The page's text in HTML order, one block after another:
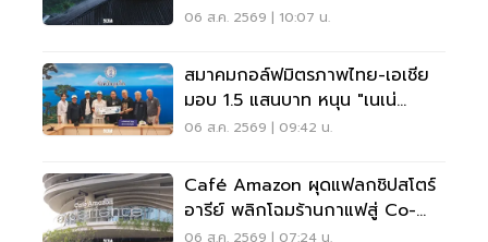
06 ส.ค. 2569 | 10:07 น.
สมาคมกอล์ฟมิตรภาพไทย-เอเชีย
มอบ 1.5 แสนบาท หนุน "เนเน่
รอยัล" ลุยเวทีที่สหรัฐ
06 ส.ค. 2569 | 09:42 น.
Café Amazon ผุดแฟลกชิปสโตร์
อารีย์ พลิกโฉมร้านกาแฟสู่ Co-
Working Space ครบวงจร
06 ส.ค. 2569 | 07:24 น.